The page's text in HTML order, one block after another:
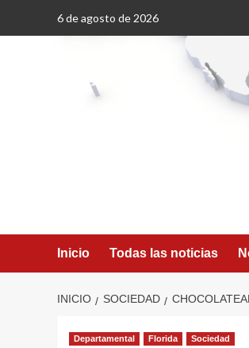
6 de agosto de 2026
Inicio Todas las noticias
INICIO SOCIEDAD
Departamental Florida Sociedad